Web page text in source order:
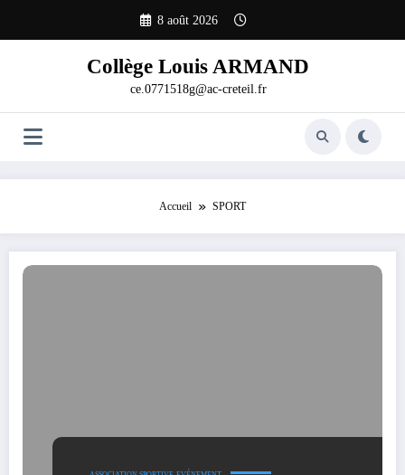
contenu
8 août 2026
Collège Louis ARMAND
ce.0771518g@ac-creteil.fr
Accueil SPORT